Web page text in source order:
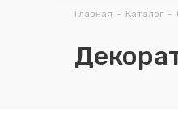
Главная - Каталог -